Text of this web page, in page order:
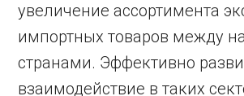
увеличение ассортимента
импортных товаров между
странами. Эффективно
взаимодействие в таких